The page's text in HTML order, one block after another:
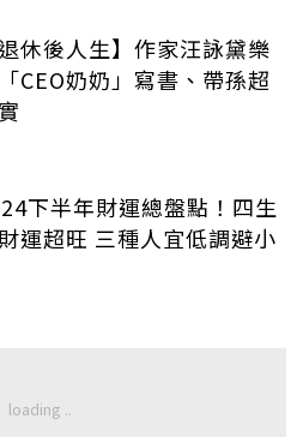
退休後人生】作家汪詠黛樂
CEO奶奶」寫書、帶孫超
下半年財運總盤點！四生
運超旺 三種人宜低調避小